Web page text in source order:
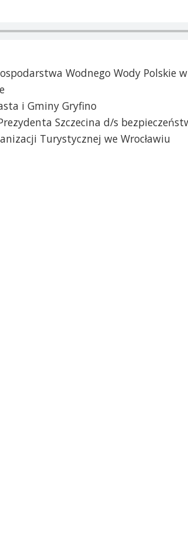
Wodnego Wody Polskie
i Gminy Gryfino
Szczecina d/s
Turystycznej we Wrocławiu